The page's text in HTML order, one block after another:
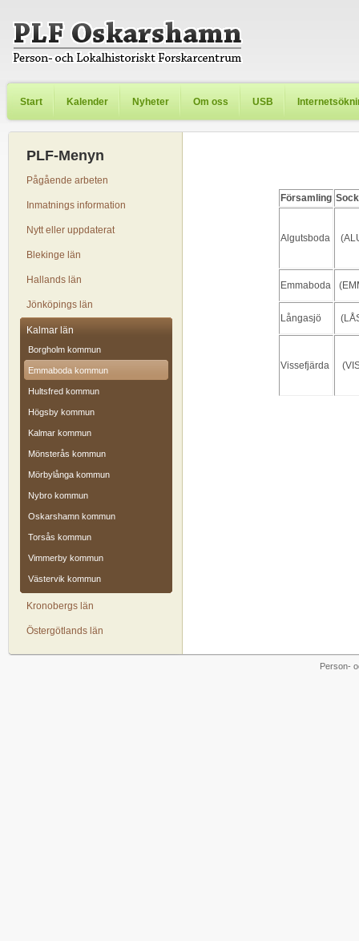
Start Kalender Nyheter Om oss USB
PLF-Menyn
Pågående arbeten
Inmatnings information
Nytt eller uppdaterat
Blekinge län
Hallands län
Jönköpings län
Kalmar län
Borgholm kommun
Emmaboda kommun
Hultsfred kommun
Högsby kommun
Kalmar kommun
Mönsterås kommun
Mörbylånga kommun
Nybro kommun
Oskarshamn kommun
Torsås kommun
Vimmerby kommun
Västervik kommun
Kronobergs län
Östergötlands län
Församling
Algutsboda
Emmaboda
Långasjö
Vissefjärda
Person-